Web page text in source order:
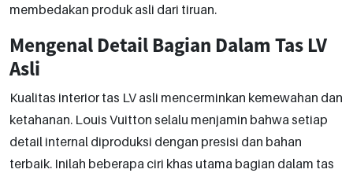
membedakan produk asli dari tiruan.
Mengenal Detail Bagian Dalam Tas LV
Asli
Kualitas interior tas LV asli mencerminkan kemewahan dan
ketahanan. Louis Vuitton selalu menjamin bahwa setiap
detail internal diproduksi dengan presisi dan bahan
terbaik. Inilah beberapa ciri khas utama bagian dalam tas